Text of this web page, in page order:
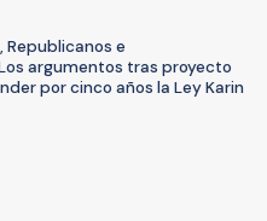
Republicanos e
argumentos tras proyecto
por cinco años la Ley Karin